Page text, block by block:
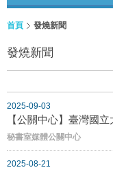
首頁 發燒新聞
發燒新聞
2025-09-03
【公關中心】臺灣國
秘書室媒體公關中心
2025-08-21